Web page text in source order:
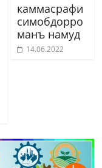
каммасрафи
симобдорро
манъ намуд
14.06.2022